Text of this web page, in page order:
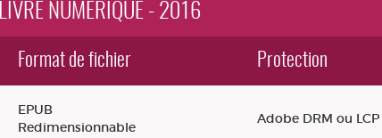
LIVRE NUMÉRIQUE - 2016
Format de fichier Protection
EPUB
Redimensionnable
Adobe DRM ou LCP